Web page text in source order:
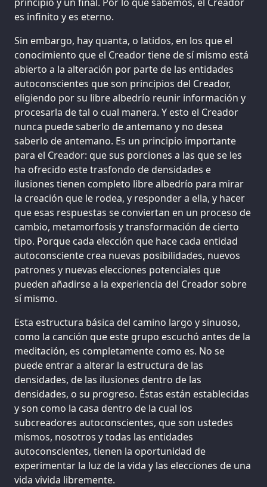
es infinito y es eterno.
Sin embargo, hay quanta, o latidos, en los que el
conocimiento que el Creador tiene de sí mismo está
abierto a la alteración por parte de las entidades
autoconscientes que son principios del Creador,
eligiendo por su libre albedrío reunir información y
procesarla de tal o cual manera. Y esto el Creador
nunca puede saberlo de antemano y no desea
saberlo de antemano. Es un principio importante
para el Creador: que sus porciones a las que se les
ha ofrecido este trasfondo de densidades e
ilusiones tienen completo libre albedrío para mirar
la creación que le rodea, y responder a ella, y hacer
que esas respuestas se conviertan en un proceso de
cambio, metamorfosis y transformación de cierto
tipo. Porque cada elección que hace cada entidad
autoconsciente crea nuevas posibilidades, nuevos
patrones y nuevas elecciones potenciales que
pueden añadirse a la experiencia del Creador sobre
sí mismo.
Esta estructura básica del camino largo y sinuoso,
como la canción que este grupo escuchó antes de la
meditación, es completamente como es. No se
puede entrar a alterar la estructura de las
densidades, de las ilusiones dentro de las
densidades, o su progreso. Éstas están establecidas
y son como la casa dentro de la cual los
subcreadores autoconscientes, que son ustedes
mismos, nosotros y todas las entidades
autoconscientes, tienen la oportunidad de
experimentar la luz de la vida y las elecciones de una
vida vivida libremente.